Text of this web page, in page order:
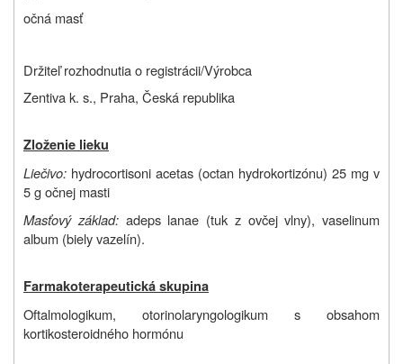
očná masť
Držiteľ rozhodnutia o registrácii/Výrobca
Zentiva k. s., Praha, Česká republika
Zloženie lieku
Liečivo: hydrocortisoni acetas (octan hydrokortizónu) 25 mg v
5 g očnej masti
Masťový základ: adeps lanae (tuk z ovčej vlny), vaselinum
album (biely vazelín).
Farmakoterapeutická skupina
Oftalmologikum, otorinolaryngologikum s obsahom
kortikosteroidného hormónu